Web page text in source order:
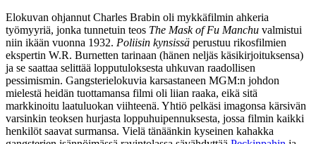
Elokuvan ohjannut Charles Brabin oli mykkäfilmin ahkeria
työmyyriä, jonka tunnetuin teos The Mask of Fu Manchu valmistui
niin ikään vuonna 1932. Poliisin kynsissä perustuu rikosfilmien
ekspertin W.R. Burnetten tarinaan (hänen neljäs käsikirjoituksensa)
ja se saattaa selittää lopputuloksesta uhkuvan raadollisen
pessimismin. Gangsterielokuvia karsastaneen MGM:n johdon
mielestä heidän tuottamansa filmi oli liian raaka, eikä sitä
markkinoitu laatuluokan viihteenä. Yhtiö pelkäsi imagonsa kärsivän
varsinkin teoksen hurjasta loppuhuipennuksesta, jossa filmin kaikki
henkilöt saavat surmansa. Vielä tänäänkin kyseinen kahakka